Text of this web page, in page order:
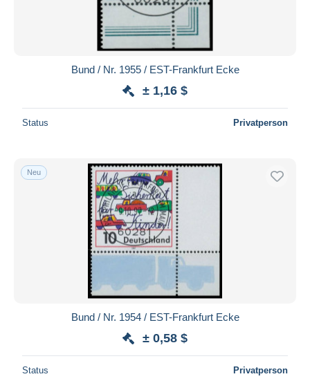
Bund / Nr. 1955 / EST-Frankfurt Ecke
± 1,16 $
Status Privatperson
Neu
Bund / Nr. 1954 / EST-Frankfurt Ecke
± 0,58 $
Status Privatperson